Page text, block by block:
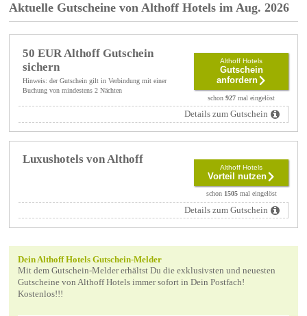
Aktuelle Gutscheine von Althoff Hotels im Aug. 2026
50 EUR Althoff Gutschein
sichern
Hinweis: der Gutschein gilt in Verbindung mit einer
Buchung von mindestens 2 Nächten
Althoff Hotels
Gutschein
anfordern
schon927 mal eingelöst
Details zum Gutschein
Luxushotels von Althoff
Althoff Hotels
Vorteil nutzen
schon 1505mal eingelöst
Details zum Gutschein
Dein Althoff Hotels Gutschein-Melder
Mit dem Gutschein-Melder erhältst Du die exklusivsten und neuesten
Gutscheine von Althoff Hotels immer sofort in Dein Postfach!
Kostenlos!!!